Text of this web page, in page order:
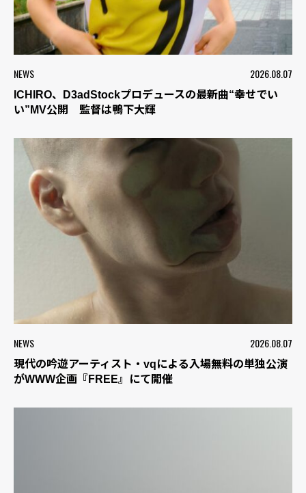
NEWS 2026.08.07
ICHIRO、D3adStockプロデュースの最新曲“幸せでい
い”MV公開 監督は鴨下大輝
NEWS 2026.08.07
現代の吟遊アーティスト・vqによる入場無料の単独公演
がWWW企画『FREE』にて開催